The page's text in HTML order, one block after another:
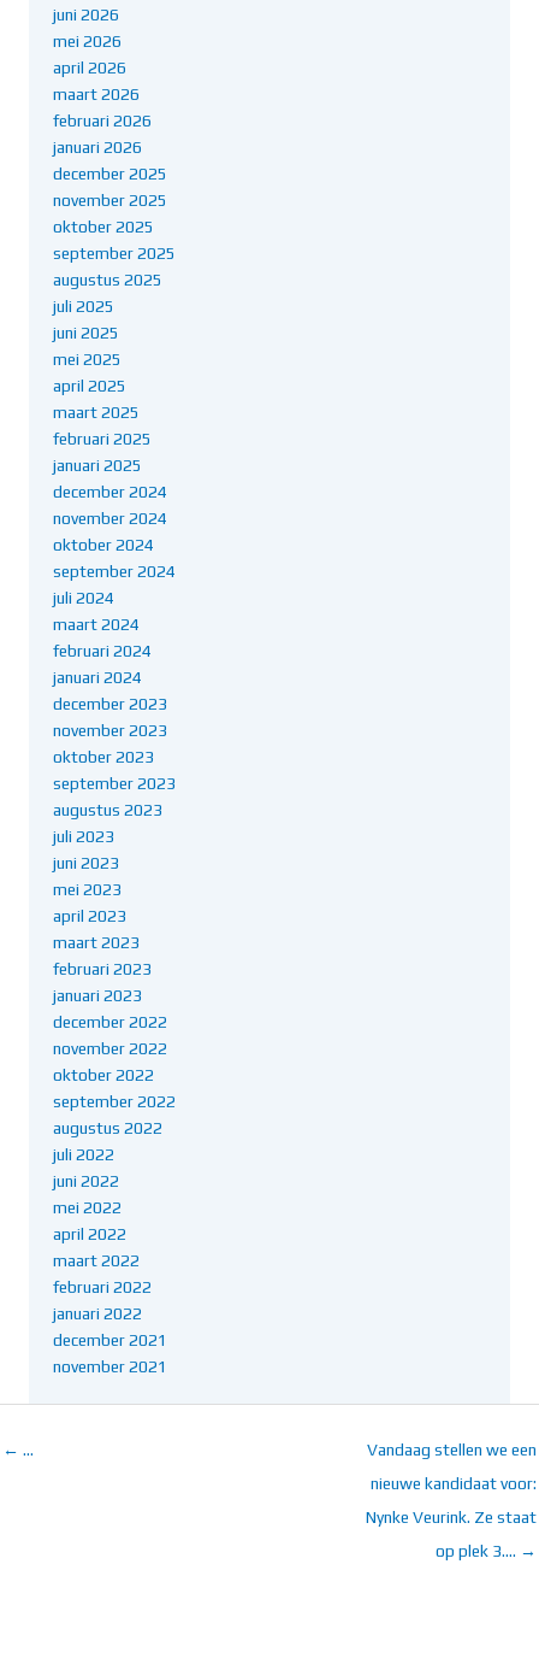
juni 2026
mei 2026
april 2026
maart 2026
februari 2026
januari 2026
december 2025
november 2025
oktober 2025
september 2025
augustus 2025
juli 2025
juni 2025
mei 2025
april 2025
maart 2025
februari 2025
januari 2025
december 2024
november 2024
oktober 2024
september 2024
juli 2024
maart 2024
februari 2024
januari 2024
december 2023
november 2023
oktober 2023
september 2023
augustus 2023
juli 2023
juni 2023
mei 2023
april 2023
maart 2023
februari 2023
januari 2023
december 2022
november 2022
oktober 2022
september 2022
augustus 2022
juli 2022
juni 2022
mei 2022
april 2022
maart 2022
februari 2022
januari 2022
december 2021
november 2021
← …
Vandaag stellen we een
nieuwe kandidaat voor:
Nynke Veurink. Ze staat
op plek 3…. →